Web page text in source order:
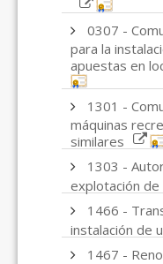
0307 -
para la
apuestas en
1301 -
máquinas
similares
1303 -
explotación de
1466 -
instalación de
1467 -